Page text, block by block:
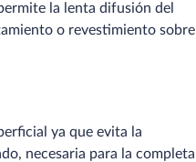
la lenta difusión del
o revestimiento sobre
ya que evita la
necesaria para la completa